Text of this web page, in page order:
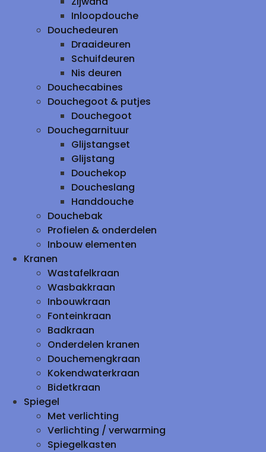
Inloopdouche
Douchedeuren
Draaideuren
Schuifdeuren
Nis deuren
Douchecabines
Douchegoot & putjes
Douchegoot
Douchegarnituur
Glijstangset
Glijstang
Douchekop
Doucheslang
Handdouche
Douchebak
Profielen & onderdelen
Inbouw elementen
Kranen
Wastafelkraan
Wasbakkraan
Inbouwkraan
Fonteinkraan
Badkraan
Onderdelen kranen
Douchemengkraan
Kokendwaterkraan
Bidetkraan
Spiegel
Met verlichting
Verlichting / verwarming
Spiegelkasten